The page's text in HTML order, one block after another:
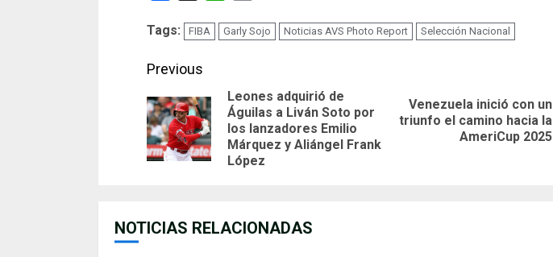
Tags: FIBA Garly Sojo Noticias AVS Photo Report Selección Nacional
Continue
Reading
Previous
Previous
Leones adquirió de
Águilas a Liván Soto por
los lanzadores Emilio
Márquez y Aliángel Frank
López
Next
Venezuela inició con un
triunfo el camino hacia la
AmeriCup 2025
NOTICIAS RELACIONADAS